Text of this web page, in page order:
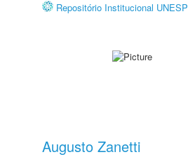
Repositório Institucional UNESP
Augusto Zanetti